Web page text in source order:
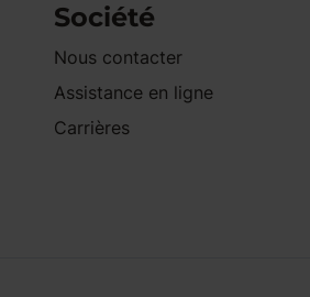
Société
Nous contacter
Assistance en ligne
Carrières